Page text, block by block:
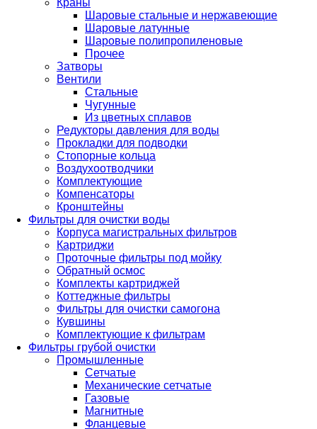
Шаровые стальные и нержавеющие
Шаровые латунные
Шаровые полипропиленовые
Прочее
Затворы
Вентили
Стальные
Чугунные
Из цветных сплавов
Редукторы давления для воды
Прокладки для подводки
Стопорные кольца
Воздухоотводчики
Комплектующие
Компенсаторы
Кронштейны
Фильтры для очистки воды
Корпуса магистральных фильтров
Картриджи
Проточные фильтры под мойку
Обратный осмос
Комплекты картриджей
Коттеджные фильтры
Фильтры для очистки самогона
Кувшины
Комплектующие к фильтрам
Фильтры грубой очистки
Промышленные
Сетчатые
Механические сетчатые
Газовые
Магнитные
Фланцевые